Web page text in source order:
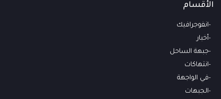
الأقسام
انفوجرافيك
أخبار
جبهة الساحل
انتهاكات
في الواجهة
الجبهات